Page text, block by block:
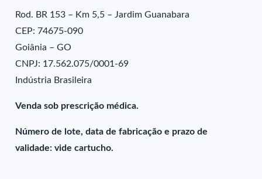
Rod. BR 153 – Km 5,5 – Jardim Guanabara
CEP: 74675-090
Goiânia – GO
CNPJ: 17.562.075/0001-69
Indústria Brasileira
Venda sob prescrição médica.
Número de lote, data de fabricação e prazo de
validade: vide cartucho.